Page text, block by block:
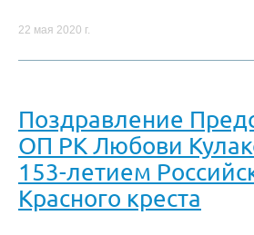
22 мая 2020 г.
Поздравление
ОП РК Любови
153-летием
Красного креста